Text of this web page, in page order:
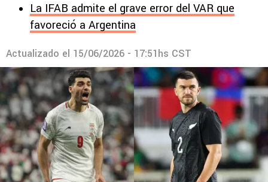
La IFAB admite el grave error del VAR que
favoreció a Argentina
Actualizado el 15/06/2026 - 17:51hs CST